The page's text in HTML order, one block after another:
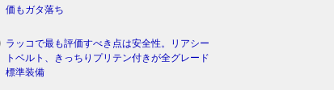
価もガタ落ち
ラッコで最も評価すべき点は安全性。リアシー
トベルト、きっちりプリテン付きが全グレード
標準装備